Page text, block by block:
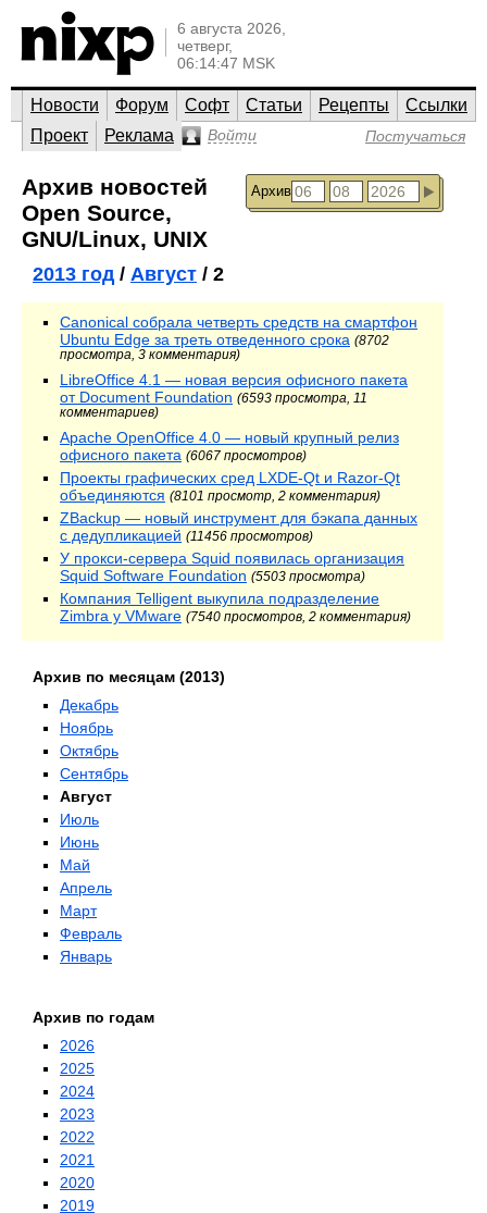
6 августа 2026,
четверг,
06:14:47 MSK
Новости Форум Софт Статьи Рецепты
Ссылки
Проект
Реклама Войти Постучаться
Архив
Архив новостей
Open Source,
GNU/Linux, UNIX
2013 год/ Август / 2
Canonical собрала четверть средств на смартфон
Ubuntu Edge за треть отведенного срока (8702
просмотра, 3 комментария)
LibreOffice 4.1 — новая версия офисного пакета
от Document Foundation (6593 просмотра, 11
комментариев)
Apache OpenOffice 4.0 — новый крупный релиз
офисного пакета (6067 просмотров)
Проекты графических сред LXDE-Qt и Razor-Qt
объединяются (8101 просмотр, 2 комментария)
ZBackup — новый инструмент для бэкапа данных
с дедупликацией (11456 просмотров)
У прокси-сервера Squid появилась организация
Squid Software Foundation (5503 просмотра)
Компания Telligent выкупила подразделение
Zimbra у VMware (7540 просмотров, 2 комментария)
Архив по месяцам (2013)
Декабрь
Ноябрь
Октябрь
Сентябрь
Август
Июль
Июнь
Май
Апрель
Март
Февраль
Январь
Архив по годам
2026
2025
2024
2023
2022
2021
2020
2019